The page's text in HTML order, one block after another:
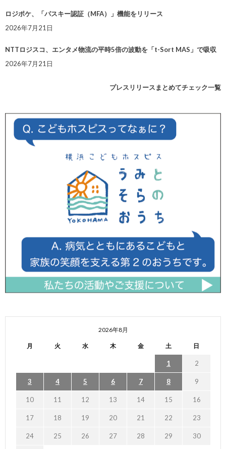
ロジポケ、「パスキー認証（MFA）」機能をリリース
2026年7月21日
NTTロジスコ、エンタメ物流の平時5倍の波動を「t-Sort MAS」で吸収
2026年7月21日
プレスリリースまとめてチェック一覧
2026年8月
月 火 水 木 金 土 日
1 2
3 4 5 6 7 8 9
10 11 12 13 14 15 16
17 18 19 20 21 22 23
24 25 26 27 28 29 30